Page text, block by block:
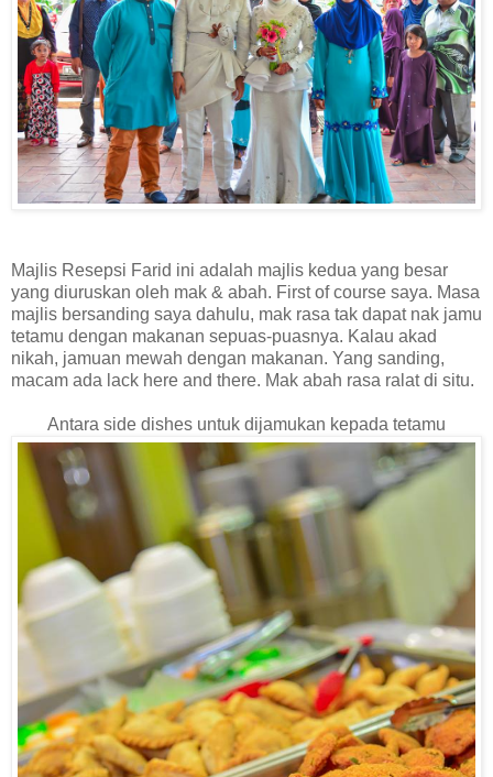
Majlis Resepsi Farid ini adalah majlis kedua yang besar
yang diuruskan oleh mak & abah. First of course saya. Masa
majlis bersanding saya dahulu, mak rasa tak dapat nak jamu
tetamu dengan makanan sepuas-puasnya. Kalau akad
nikah, jamuan mewah dengan makanan. Yang sanding,
macam ada lack here and there. Mak abah rasa ralat di situ.
Antara side dishes untuk dijamukan kepada tetamu